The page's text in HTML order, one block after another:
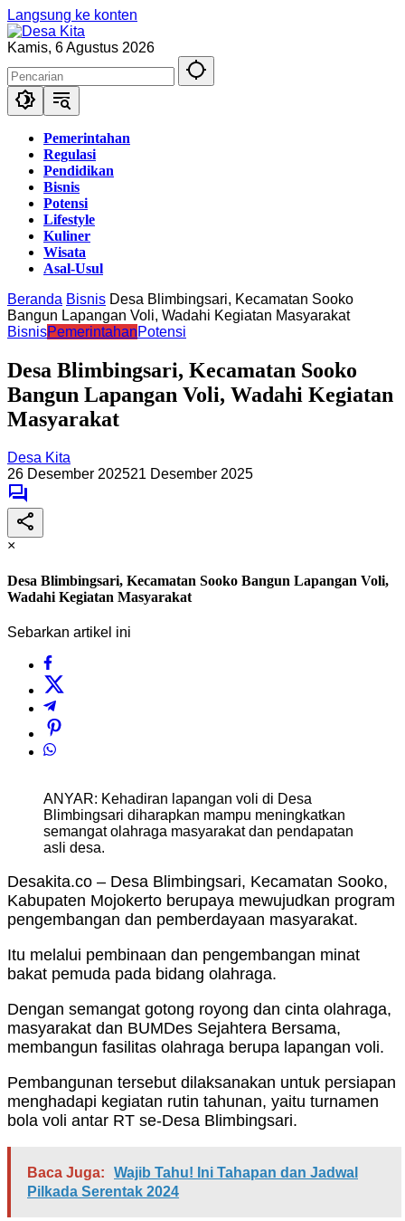
Langsung ke konten
Kamis, 6 Agustus 2026
Pemerintahan
Regulasi
Pendidikan
Bisnis
Potensi
Lifestyle
Kuliner
Wisata
Asal-Usul
Beranda Bisnis Desa Blimbingsari, Kecamatan Sooko
Bangun Lapangan Voli, Wadahi Kegiatan Masyarakat
BisnisPemerintahanPotensi
Desa Blimbingsari, Kecamatan Sooko
Bangun Lapangan Voli, Wadahi Kegiatan
Masyarakat
Desa Kita
26 Desember 202521 Desember 2025
×
Desa Blimbingsari, Kecamatan Sooko Bangun Lapangan Voli,
Wadahi Kegiatan Masyarakat
Sebarkan artikel ini
ANYAR: Kehadiran lapangan voli di Desa
Blimbingsari diharapkan mampu meningkatkan
semangat olahraga masyarakat dan pendapatan
asli desa.
Desakita.co – Desa Blimbingsari, Kecamatan Sooko,
Kabupaten Mojokerto berupaya mewujudkan program
pengembangan dan pemberdayaan masyarakat.
Itu melalui pembinaan dan pengembangan minat
bakat pemuda pada bidang olahraga.
Dengan semangat gotong royong dan cinta olahraga,
masyarakat dan BUMDes Sejahtera Bersama,
membangun fasilitas olahraga berupa lapangan voli.
Pembangunan tersebut dilaksanakan untuk persiapan
menghadapi kegiatan rutin tahunan, yaitu turnamen
bola voli antar RT se-Desa Blimbingsari.
Baca Juga:
Wajib Tahu! Ini Tahapan dan Jadwal
Pilkada Serentak 2024